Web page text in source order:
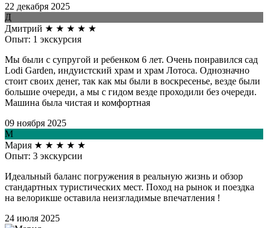
22 декабря 2025
Д
Дмитрий ★ ★ ★ ★ ★
Опыт: 1 экскурсия
Мы были с супругой и ребенком 6 лет. Очень понравился сад
Lodi Garden, индуистский храм и храм Лотоса. Однозначно
стоит своих денег, так как мы были в воскресенье, везде были
большие очереди, а мы с гидом везде проходили без очереди.
Машина была чистая и комфортная
09 ноября 2025
М
Мария ★ ★ ★ ★ ★
Опыт: 3 экскурсии
Идеальный баланс погружения в реальную жизнь и обзор
стандартных туристических мест. Поход на рынок и поездка
на велорикше оставила неизгладимые впечатления !
24 июля 2025